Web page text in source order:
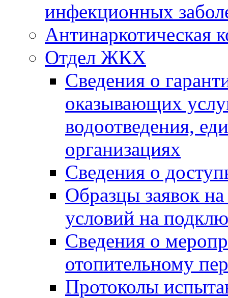
инфекционных
Антинаркотическая
Отдел ЖКХ
Сведения о
оказывающих
водоотведения,
организациях
Сведения о
Образцы заявок
условий на
Сведения о
отопительному
Протоколы